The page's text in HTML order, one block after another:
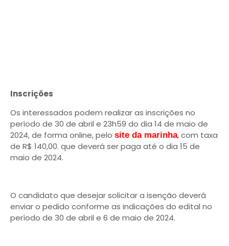
Inscrições
Os interessados podem realizar as inscrições no
período de 30 de abril e 23h59 do dia 14 de maio de
2024, de forma online, pelo site da marinha, com taxa
de R$ 140,00. que deverá ser paga até o dia 15 de
maio de 2024.
O candidato que desejar solicitar a isenção deverá
enviar o pedido conforme as indicações do edital no
período de 30 de abril e 6 de maio de 2024.